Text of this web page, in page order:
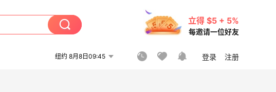
立得 $5 + 5%
每邀请一位好友
纽约 8月8日09:45 登录 注册